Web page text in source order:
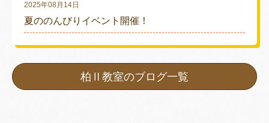
2025年08月14日
夏ののんびりイベント開催！
柏Ⅱ教室のブログ一覧